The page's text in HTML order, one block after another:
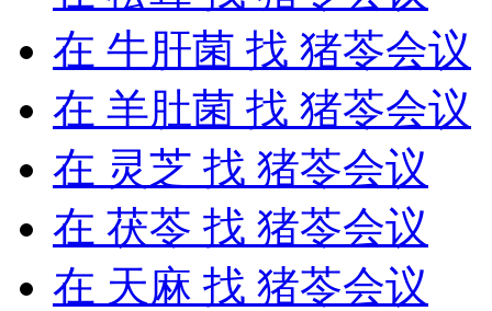
在 牛肝菌 找 猪苓会议
在 羊肚菌 找 猪苓会议
在 灵芝 找 猪苓会议
在 茯苓 找 猪苓会议
在 天麻 找 猪苓会议